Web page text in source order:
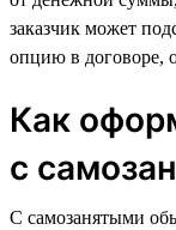
заказчик может
опцию в договоре,
Как
с
С самозанятыми